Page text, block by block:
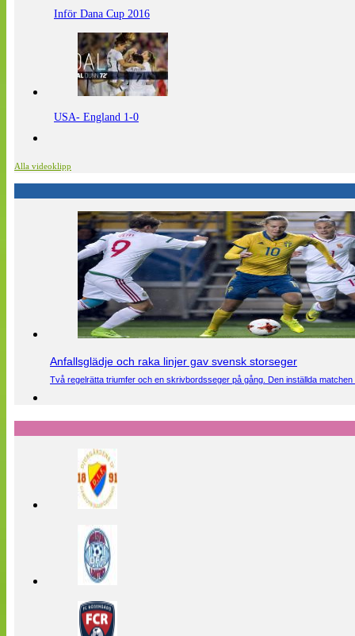
Inför Dana Cup 2016
USA- England 1-0
Alla videoklipp
Anfallsglädje och raka linjer gav svensk storseger
Två regelrätta triumfer och en skrivbordsseger på gång. Den inställda